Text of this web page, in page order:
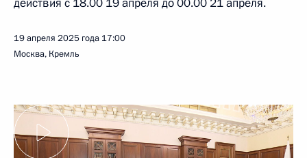
19 апреля 2025 года 17:00
Москва, Кремль